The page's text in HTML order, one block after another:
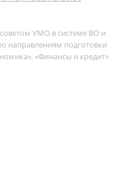
УМО в системе ВО и
направлениям подготовки
«Финансы и кредит»